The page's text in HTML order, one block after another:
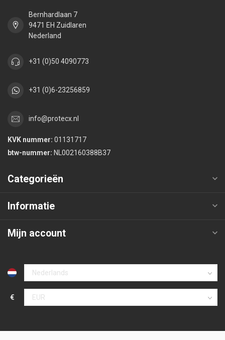
Bernhardlaan 7
9471 EH Zuidlaren
Nederland
+31 (0)50 4090773
+31 (0)6-23256859
info@protecx.nl
KVK nummer: 01131717
btw-nummer: NL002160388B37
Categorieën
Informatie
Mijn account
€